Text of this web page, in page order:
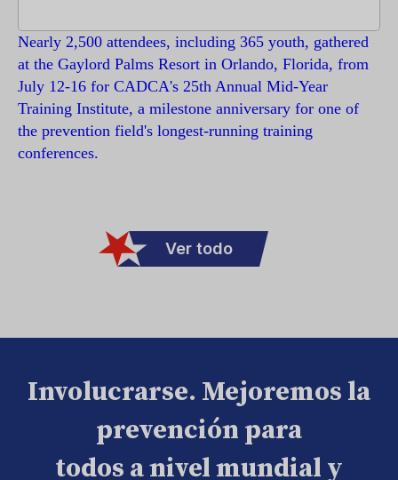
Nearly 2,500 attendees, including 365 youth, gathered
at the Gaylord Palms Resort in Orlando, Florida, from
July 12-16 for CADCA's 25th Annual Mid-Year
Training Institute, a milestone anniversary for one of
the prevention field's longest-running training
conferences.
Ver todo
Involucrarse. Mejoremos la
prevención para
todos a nivel mundial y